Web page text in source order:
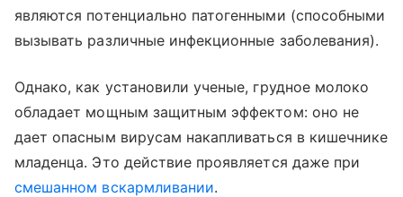
являются потенциально патогенными (способными
вызывать различные инфекционные заболевания).
Однако, как установили ученые, грудное молоко
обладает мощным защитным эффектом: оно не
дает опасным вирусам накапливаться в кишечнике
младенца. Это действие проявляется даже при
смешанном вскармливании.